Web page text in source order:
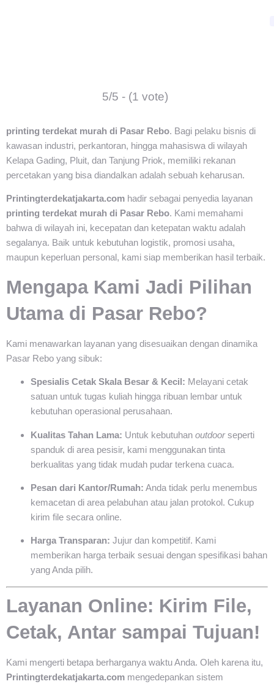
5/5 - (1 vote)
printing terdekat murah di Pasar Rebo. Bagi pelaku bisnis di
kawasan industri, perkantoran, hingga mahasiswa di wilayah
Kelapa Gading, Pluit, dan Tanjung Priok, memiliki rekanan
percetakan yang bisa diandalkan adalah sebuah keharusan.
Printingterdekatjakarta.com hadir sebagai penyedia layanan
printing terdekat murah di Pasar Rebo. Kami memahami
bahwa di wilayah ini, kecepatan dan ketepatan waktu adalah
segalanya. Baik untuk kebutuhan logistik, promosi usaha,
maupun keperluan personal, kami siap memberikan hasil terbaik.
Mengapa Kami Jadi Pilihan
Utama di Pasar Rebo?
Kami menawarkan layanan yang disesuaikan dengan dinamika
Pasar Rebo yang sibuk:
Spesialis Cetak Skala Besar & Kecil: Melayani cetak
satuan untuk tugas kuliah hingga ribuan lembar untuk
kebutuhan operasional perusahaan.
Kualitas Tahan Lama: Untuk kebutuhan outdoorseperti
spanduk di area pesisir, kami menggunakan tinta
berkualitas yang tidak mudah pudar terkena cuaca.
Pesan dari Kantor/Rumah: Anda tidak perlu menembus
kemacetan di area pelabuhan atau jalan protokol. Cukup
kirim file secara online.
Harga Transparan: Jujur dan kompetitif. Kami
memberikan harga terbaik sesuai dengan spesifikasi bahan
yang Anda pilih.
Layanan Online: Kirim File,
Cetak, Antar sampai Tujuan!
Kami mengerti betapa berharganya waktu Anda. Oleh karena itu,
Printingterdekatjakarta.com mengedepankan sistem